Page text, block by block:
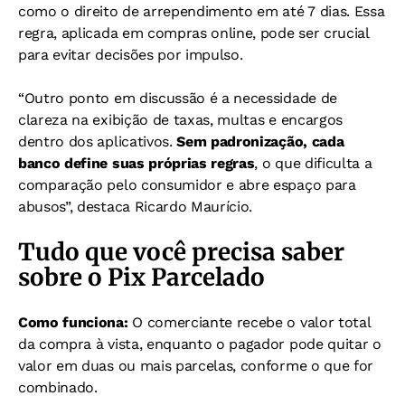
como o direito de arrependimento em até 7 dias. Essa
regra, aplicada em compras online, pode ser crucial
para evitar decisões por impulso.
“Outro ponto em discussão é a necessidade de
clareza na exibição de taxas, multas e encargos
dentro dos aplicativos.Sem padronização, cada
banco define suas próprias regras, o que dificulta a
comparação pelo consumidor e abre espaço para
abusos”, destaca Ricardo Maurício.
Tudo que você precisa saber
sobre o Pix Parcelado
Como funciona: O comerciante recebe o valor total
da compra à vista, enquanto o pagador pode quitar o
valor em duas ou mais parcelas, conforme o que for
combinado.